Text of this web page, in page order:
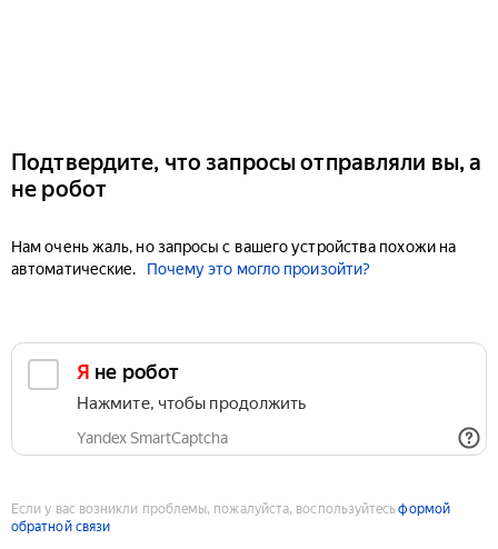
Подтвердите, что запросы отправляли вы, а
не робот
Нам очень жаль, но запросы с вашего устройства похожи на
автоматические.
Почему это могло произойти?
Я не робот
Нажмите, чтобы продолжить
Yandex SmartCaptcha
Если у вас возникли проблемы, пожалуйста, воспользуйтесьформой
обратной связи